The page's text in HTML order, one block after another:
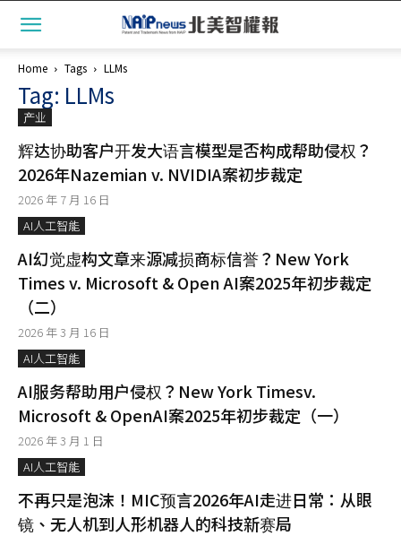
Home Tags LLMs
Tag: LLMs
产业
辉达协助客户开发大语言模型是否构成帮助侵权？
2026年Nazemian v. NVIDIA案初步裁定
2026 年 7 月 16 日
AI人工智能
AI幻觉虚构文章来源减损商标信誉？New York
Times v. Microsoft & Open AI案2025年初步裁定
（二）
2026 年 3 月 16 日
AI人工智能
AI服务帮助用户侵权？New York Timesv.
Microsoft & OpenAI案2025年初步裁定（一）
2026 年 3 月 1 日
AI人工智能
不再只是泡沫！MIC预言2026年AI走进日常：从眼
镜、无人机到人形机器人的科技新赛局